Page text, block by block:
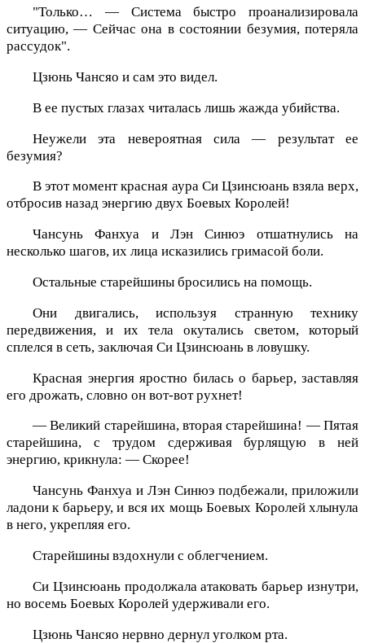
"Только… — Система быстро проанализировала
ситуацию, — Сейчас она в состоянии безумия, потеряла
рассудок".
Цзюнь Чансяо и сам это видел.
В ее пустых глазах читалась лишь жажда убийства.
Неужели эта невероятная сила — результат ее
безумия?
В этот момент красная аура Си Цзинсюань взяла верх,
отбросив назад энергию двух Боевых Королей!
Чансунь Фанхуа и Лэн Синюэ отшатнулись на
несколько шагов, их лица исказились гримасой боли.
Остальные старейшины бросились на помощь.
Они двигались, используя странную технику
передвижения, и их тела окутались светом, который
сплелся в сеть, заключая Си Цзинсюань в ловушку.
Красная энергия яростно билась о барьер, заставляя
его дрожать, словно он вот-вот рухнет!
— Великий старейшина, вторая старейшина! — Пятая
старейшина, с трудом сдерживая бурлящую в ней
энергию, крикнула: — Скорее!
Чансунь Фанхуа и Лэн Синюэ подбежали, приложили
ладони к барьеру, и вся их мощь Боевых Королей хлынула
в него, укрепляя его.
Старейшины вздохнули с облегчением.
Си Цзинсюань продолжала атаковать барьер изнутри,
но восемь Боевых Королей удерживали его.
Цзюнь Чансяо нервно дернул уголком рта.